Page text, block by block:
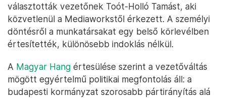
választották vezetőnek Toót-Holló Tamást, aki
közvetlenül a Mediaworkstől érkezett. A személyi
döntésről a munkatársakat egy belső körlevélben
értesítették, különösebb indoklás nélkül.
A Magyar Hang értesülése szerint a vezetőváltás
mögött egyértelmű politikai megfontolás áll: a
budapesti kormányzat szorosabb pártirányítás alá